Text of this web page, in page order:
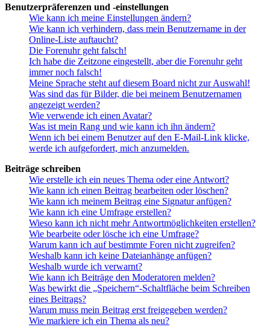
Benutzerpräferenzen und -einstellungen
Wie kann ich meine Einstellungen ändern?
Wie kann ich verhindern, dass mein Benutzername in der
Online-Liste auftaucht?
Die Forenuhr geht falsch!
Ich habe die Zeitzone eingestellt, aber die Forenuhr geht
immer noch falsch!
Meine Sprache steht auf diesem Board nicht zur Auswahl!
Was sind das für Bilder, die bei meinem Benutzernamen
angezeigt werden?
Wie verwende ich einen Avatar?
Was ist mein Rang und wie kann ich ihn ändern?
Wenn ich bei einem Benutzer auf den E-Mail-Link klicke,
werde ich aufgefordert, mich anzumelden.
Beiträge schreiben
Wie erstelle ich ein neues Thema oder eine Antwort?
Wie kann ich einen Beitrag bearbeiten oder löschen?
Wie kann ich meinem Beitrag eine Signatur anfügen?
Wie kann ich eine Umfrage erstellen?
Wieso kann ich nicht mehr Antwortmöglichkeiten erstellen?
Wie bearbeite oder lösche ich eine Umfrage?
Warum kann ich auf bestimmte Foren nicht zugreifen?
Weshalb kann ich keine Dateianhänge anfügen?
Weshalb wurde ich verwarnt?
Wie kann ich Beiträge den Moderatoren melden?
Was bewirkt die „Speichern“-Schaltfläche beim Schreiben
eines Beitrags?
Warum muss mein Beitrag erst freigegeben werden?
Wie markiere ich ein Thema als neu?